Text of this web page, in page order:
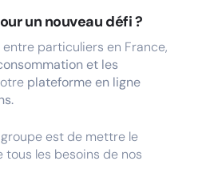
un nouveau défi ?
particuliers en France,
et les
plateforme en ligne
est de mettre le
les besoins de nos